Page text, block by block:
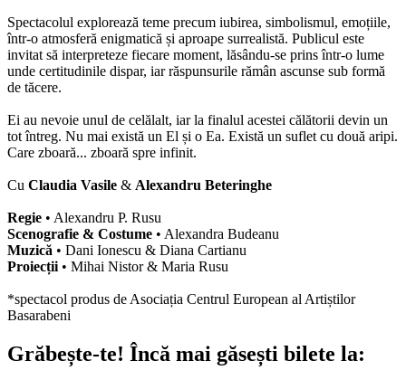
Spectacolul explorează teme precum iubirea, simbolismul, emoțiile,
într-o atmosferă enigmatică și aproape surrealistă. Publicul este
invitat să interpreteze fiecare moment, lăsându-se prins într-o lume
unde certitudinile dispar, iar răspunsurile rămân ascunse sub formă
de tăcere.
Ei au nevoie unul de celălalt, iar la finalul acestei călătorii devin un
tot întreg. Nu mai există un El și o Ea. Există un suflet cu două aripi.
Care zboară... zboară spre infinit.
Cu Claudia Vasile & Alexandru Beteringhe
Regie • Alexandru P. Rusu
Scenografie & Costume • Alexandra Budeanu
Muzică • Dani Ionescu & Diana Cartianu
Proiecții • Mihai Nistor & Maria Rusu
*spectacol produs de Asociația Centrul European al Artiștilor
Basarabeni
Grăbește-te! Încă mai găsești bilete la: